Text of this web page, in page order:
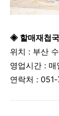
◈ 할매재첩
위치 : 부산
영업시간 :
연락처 :